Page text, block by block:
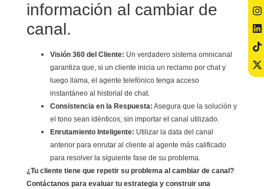
información al cambiar de
canal.
Visión 360 del Cliente: Un verdadero sistema omnicanal
garantiza que, si un cliente inicia un reclamo por chat y
luego llama, el agente telefónico tenga acceso
instantáneo al historial de chat.
Consistencia en la Respuesta: Asegura que la solución y
el tono sean idénticos, sin importar el canal utilizado.
Enrutamiento Inteligente: Utilizar la data del canal
anterior para enrutar al cliente al agente más calificado
para resolver la siguiente fase de su problema.
¿Tu cliente tiene que repetir su problema al cambiar de canal?
Contáctanos para evaluar tu estrategia y construir una